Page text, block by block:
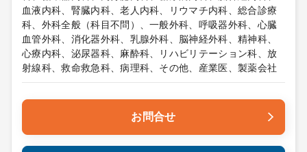
血液内科、腎臓内科、老人内科、リウマチ内科、総合診療
科、外科全般（科目不問）、一般外科、呼吸器外科、心臓
血管外科、消化器外科、乳腺外科、脳神経外科、精神科、
心療内科、泌尿器科、麻酔科、リハビリテーション科、放
射線科、救命救急科、病理科、その他、産業医、製薬会社
お問合せ